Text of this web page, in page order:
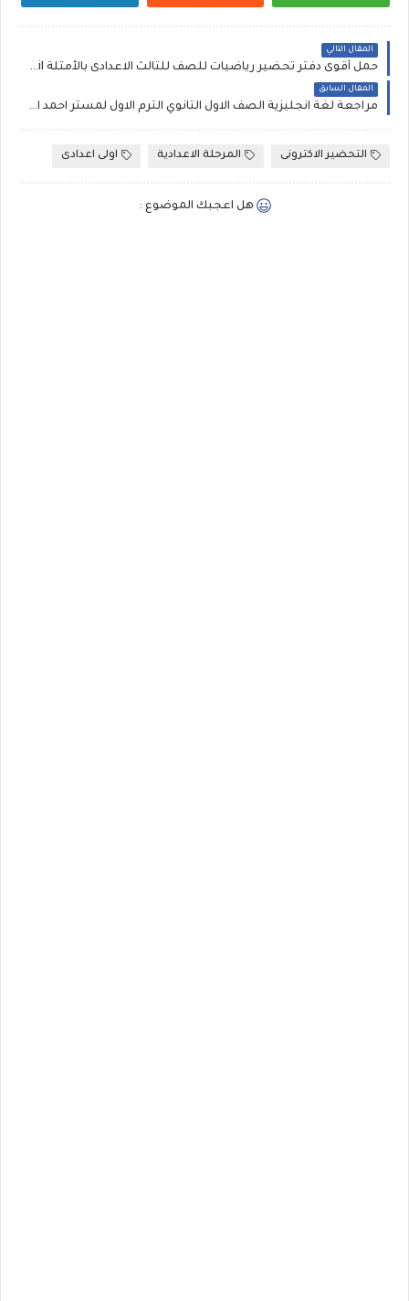
المقال التالي
حمل أقوى دفتر تحضير رياضيات للصف للثالث الاعدادى بالأمثلة Maths Preparation mail
المقال السابق
مراجعة لغة انجليزية الصف الاول الثانوي الترم الاول لمستر احمد الضيفي
التحضير الاكترونى المرحلة الاعدادية اولى اعدادى
هل اعجبك الموضوع :